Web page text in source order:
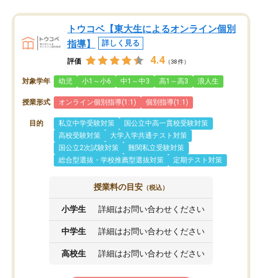
トウコベ【東大生によるオンライン個別
指導】
詳しく見る
評価 4.4 （38件）
対象学年 幼児 小1～小6 中1～中3 高1～高3 浪人生
授業形式 オンライン個別指導(1:1) 個別指導(1:1)
目的 私立中学受験対策
国公立中高一貫校受験対策
高校受験対策
大学入学共通テスト対策
国公立2次試験対策
難関私立受験対策
総合型選抜・学校推薦型選抜対策
定期テスト対策
授業料の目安 （税込）
小学生 詳細はお問い合わせください
中学生 詳細はお問い合わせください
高校生 詳細はお問い合わせください